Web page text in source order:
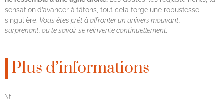
sensation d’avancer à tâtons, tout cela forge une robustesse
singulière. Vous êtes prêt à affronter un univers mouvant,
surprenant, où le savoir se réinvente continuellement.
Plus d’informations
\t